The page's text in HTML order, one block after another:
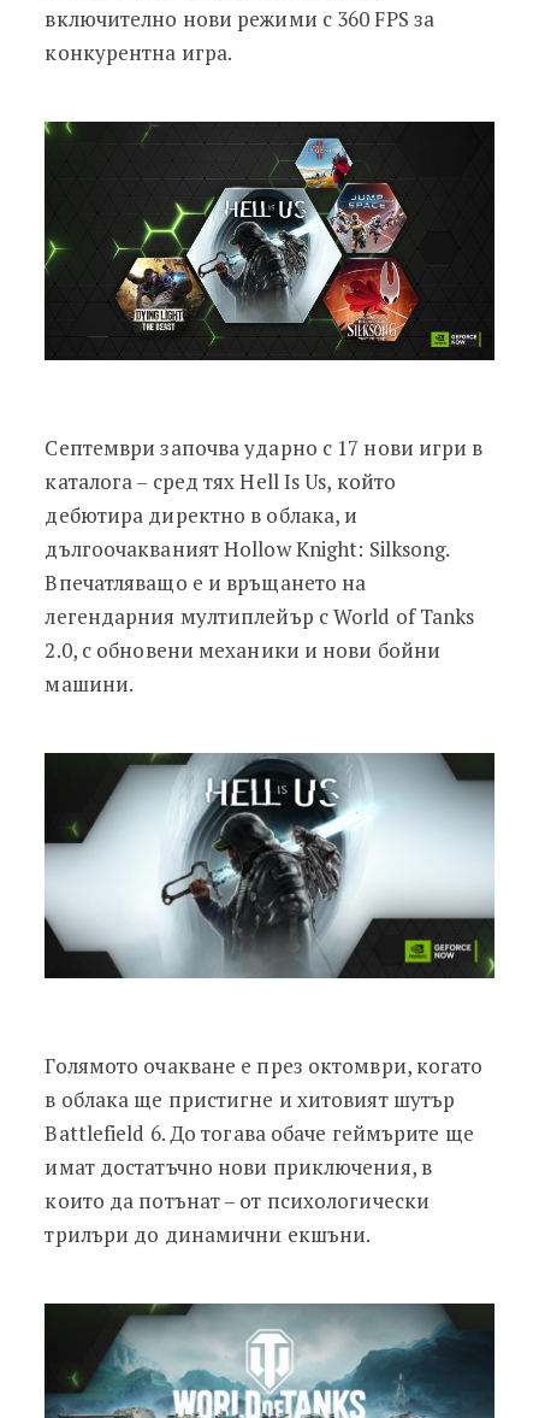
включително нови режими с 360 FPS за
конкурентна игра.
Септември започва ударно с 17 нови игри в
каталога – сред тях Hell Is Us, който
дебютира директно в облака, и
дългоочакваният Hollow Knight: Silksong.
Впечатляващо е и връщането на
легендарния мултиплейър с World of Tanks
2.0, с обновени механики и нови бойни
машини.
Голямото очакване е през октомври, когато
в облака ще пристигне и хитовият шутър
Battlefield 6. До тогава обаче геймърите ще
имат достатъчно нови приключения, в
които да потънат – от психологически
трилъри до динамични екшъни.